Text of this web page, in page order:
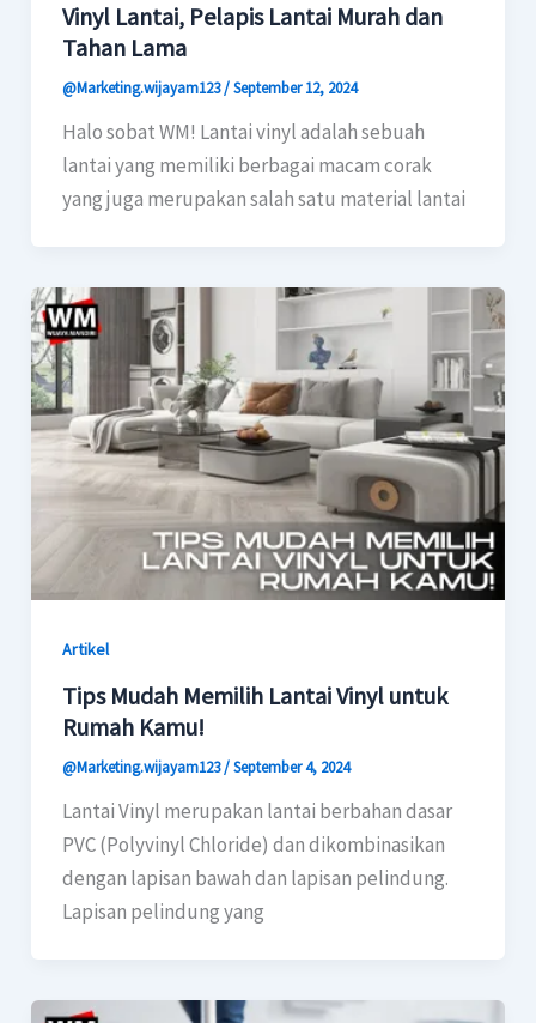
Vinyl Lantai, Pelapis Lantai Murah dan
Tahan Lama
@Marketing.wijayam123/September 12, 2024
Halo sobat WM! Lantai vinyl adalah sebuah
lantai yang memiliki berbagai macam corak
yang juga merupakan salah satu material lantai
Artikel
Tips Mudah Memilih Lantai Vinyl untuk
Rumah Kamu!
@Marketing.wijayam123/September 4, 2024
Lantai Vinyl merupakan lantai berbahan dasar
PVC (Polyvinyl Chloride) dan dikombinasikan
dengan lapisan bawah dan lapisan pelindung.
Lapisan pelindung yang